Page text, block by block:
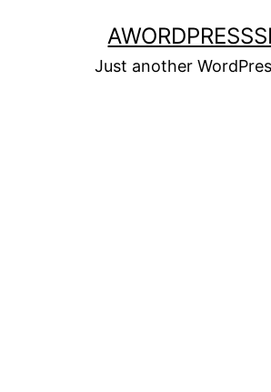
Just another